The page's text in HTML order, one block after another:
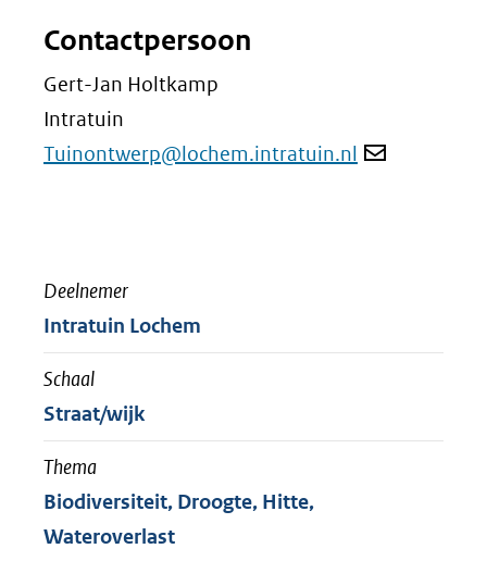
Contactpersoon
Gert-Jan Holtkamp
Intratuin
Tuinontwerp@lochem.intratuin.nl
Deelnemer
Intratuin Lochem
Schaal
Straat/wijk
Thema
Biodiversiteit, Droogte, Hitte,
Wateroverlast